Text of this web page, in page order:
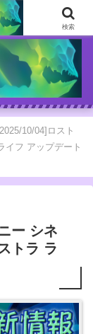
す
10/04]ロスト
イフ アップデート
ー シネ
トラ ラ
検索